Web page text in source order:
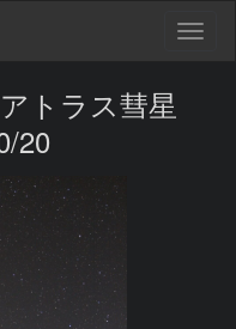
トラス彗星
20